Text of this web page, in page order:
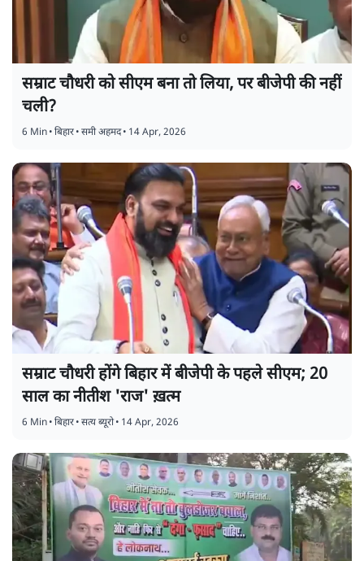
सम्राट चौधरी को सीएम बना तो लिया, पर बीजेपी की नहीं
चली?
6 Min•बिहार•समी अहमद• 14 Apr, 2026
सम्राट चौधरी होंगे बिहार में बीजेपी के पहले सीएम; 20
साल का नीतीश 'राज' ख़त्म
6 Min•बिहार•सत्य ब्यूरो• 14 Apr, 2026